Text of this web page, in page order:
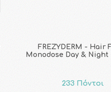
FREZYDERM - Hair
Monodose Day & Night |
233 Πόντοι